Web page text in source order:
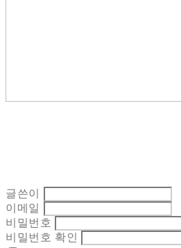
글쓴이
이메일
비밀번호
비밀번호 확인